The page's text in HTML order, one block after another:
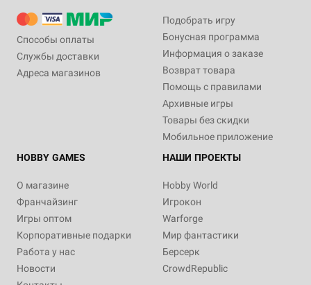
Способы оплаты
Службы доставки
Адреса магазинов
Подобрать игру
Бонусная программа
Информация о заказе
Возврат товара
Помощь с правилами
Архивные игры
Товары без скидки
Мобильное приложение
HOBBY GAMES
О магазине
Франчайзинг
Игры оптом
Корпоративные подарки
Работа у нас
Новости
НАШИ ПРОЕКТЫ
Hobby World
Игрокон
Warforge
Мир фантастики
Берсерк
CrowdRepublic